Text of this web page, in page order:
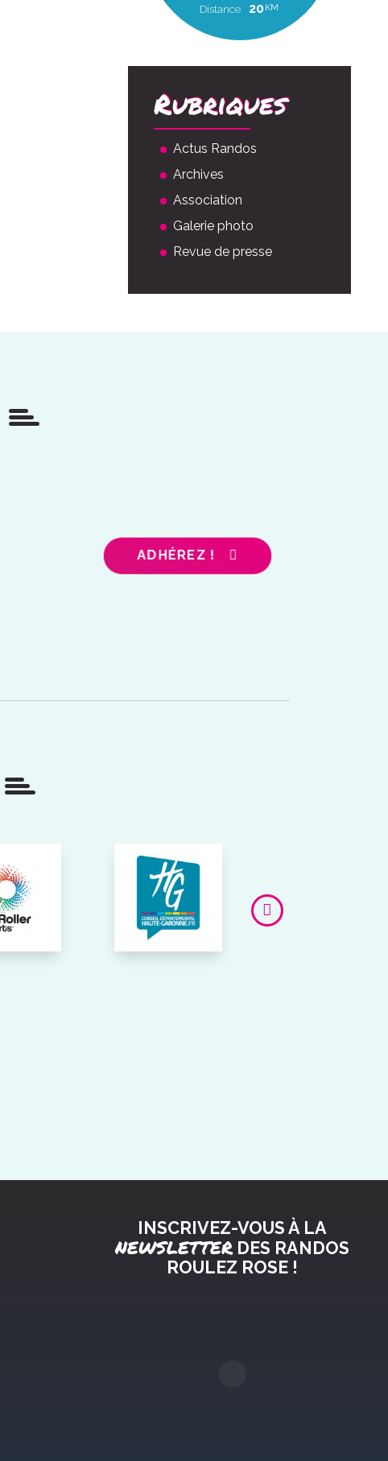
Distance 20KM
Rubriques
Actus Randos
Archives
Association
Galerie photo
Revue de presse
ADHÉREZ !
INSCRIVEZ-VOUS À LA
NEWSLETTERDES RANDOS
ROULEZ ROSE !